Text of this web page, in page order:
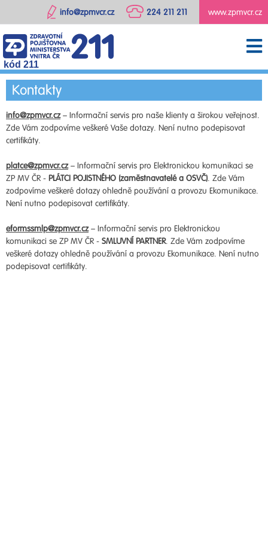
www.zpmvcr.cz
224 211 211
info@zpmvcr.cz
kód 211
Kontakty
info@zpmvcr.cz– Informační servis pro naše klienty a širokou veřejnost.
Zde Vám zodpovíme veškeré Vaše dotazy. Není nutno podepisovat
certifikáty.
platce@zpmvcr.cz– Informační servis pro Elektronickou komunikaci se
ZP MV ČR - PLÁTCI POJISTNÉHO (zaměstnavatelé a OSVČ). Zde Vám
zodpovíme veškeré dotazy ohledně používání a provozu Ekomunikace.
Není nutno podepisovat certifikáty.
eformssmlp@zpmvcr.cz– Informační servis pro Elektronickou
komunikaci se ZP MV ČR - SMLUVNÍ PARTNER. Zde Vám zodpovíme
veškeré dotazy ohledně používání a provozu Ekomunikace. Není nutno
podepisovat certifikáty.